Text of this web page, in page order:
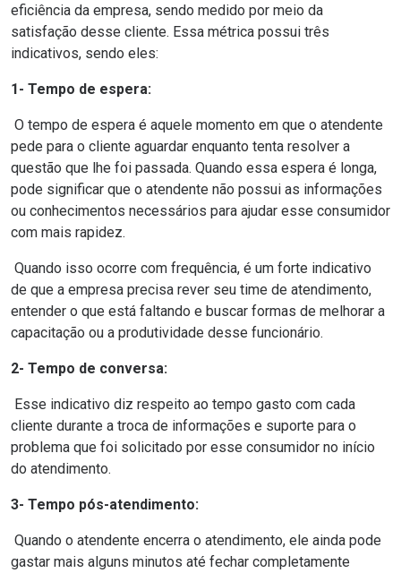
eficiência da empresa, sendo medido por meio da
satisfação desse cliente. Essa métrica possui três
indicativos, sendo eles:
1- Tempo de espera:
O tempo de espera é aquele momento em que o atendente
pede para o cliente aguardar enquanto tenta resolver a
questão que lhe foi passada. Quando essa espera é longa,
pode significar que o atendente não possui as informações
ou conhecimentos necessários para ajudar esse consumidor
com mais rapidez.
Quando isso ocorre com frequência, é um forte indicativo
de que a empresa precisa rever seu time de atendimento,
entender o que está faltando e buscar formas de melhorar a
capacitação ou a produtividade desse funcionário.
2- Tempo de conversa:
Esse indicativo diz respeito ao tempo gasto com cada
cliente durante a troca de informações e suporte para o
problema que foi solicitado por esse consumidor no início
do atendimento.
3- Tempo pós-atendimento:
Quando o atendente encerra o atendimento, ele ainda pode
gastar mais alguns minutos até fechar completamente